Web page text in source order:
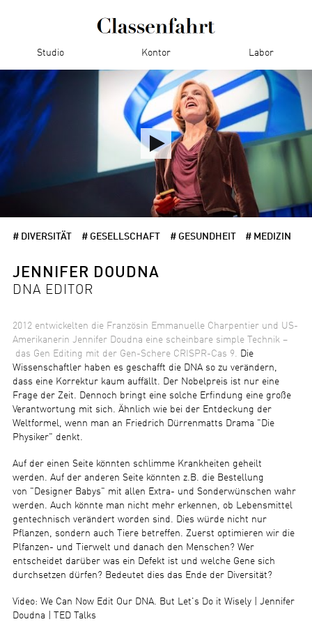
Studio Kontor Labor
# DIVERSITÄT # GESELLSCHAFT # GESUNDHEIT # MEDIZIN
JENNIFER DOUDNA
DNA EDITOR
2012 entwickelten die Französin Emmanuelle Charpentier und US-
Amerikanerin Jennifer Doudna eine scheinbare simple Technik –
das Gen Editing mit der Gen-Schere CRISPR-Cas 9.
Die
Wissenschaftler haben es geschafft die DNA so zu verändern,
dass eine Korrektur kaum auffällt. Der Nobelpreis ist nur eine
Frage der Zeit. Dennoch bringt eine solche Erfindung eine große
Verantwortung mit sich. Ähnlich wie bei der Entdeckung der
Weltformel, wenn man an Friedrich Dürrenmatts Drama "Die
Physiker" denkt.
Auf der einen Seite könnten schlimme Krankheiten geheilt
werden. Auf der anderen Seite könnten z.B. die Bestellung
von "Designer Babys" mit allen Extra- und Sonderwünschen wahr
werden. Auch könnte man nicht mehr erkennen, ob Lebensmittel
gentechnisch verändert worden sind. Dies würde nicht nur
Pflanzen, sondern auch Tiere betreffen. Zuerst optimieren wir die
Plfanzen- und Tierwelt und danach den Menschen? Wer
entscheidet darüber was ein Defekt ist und welche Gene sich
durchsetzen dürfen? Bedeutet dies das Ende der Diversität?
Video: We Can Now Edit Our DNA. But Let's Do it Wisely | Jennifer
Doudna | TED Talks